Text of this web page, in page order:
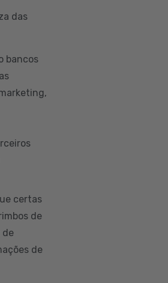
das
bancos
certas
de
de
de